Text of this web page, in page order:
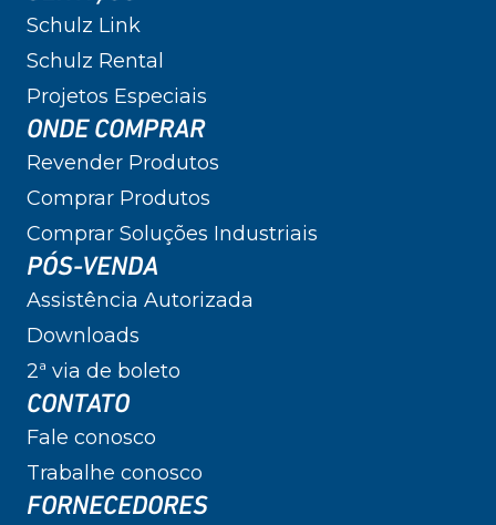
Schulz Link
Schulz Rental
Projetos Especiais
ONDE COMPRAR
Revender Produtos
Comprar Produtos
Comprar Soluções Industriais
PÓS-VENDA
Assistência Autorizada
Downloads
2ª via de boleto
CONTATO
Fale conosco
Trabalhe conosco
FORNECEDORES